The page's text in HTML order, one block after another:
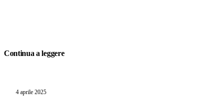
Continua a leggere
4 aprile 2025